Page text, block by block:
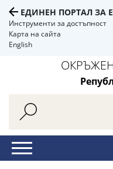
ЕДИНЕН ПОРТАЛ ЗА
Инструменти за достъпност
Карта на сайта
English